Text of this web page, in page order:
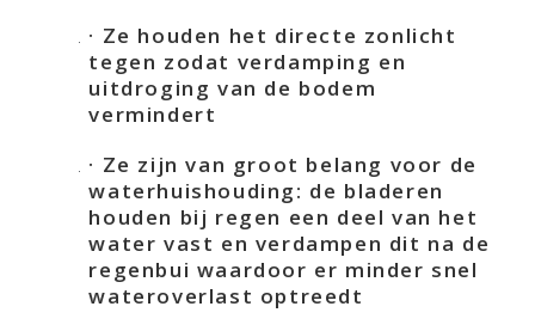
· Ze houden het directe zonlicht
tegen zodat verdamping en
uitdroging van de bodem
vermindert
· Ze zijn van groot belang voor de
waterhuishouding: de bladeren
houden bij regen een deel van het
water vast en verdampen dit na de
regenbui waardoor er minder snel
wateroverlast optreedt